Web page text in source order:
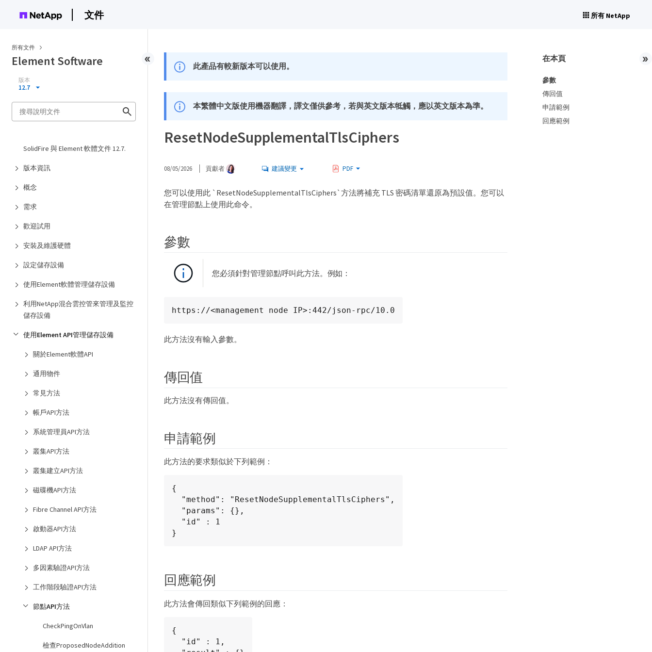
文件 所有 NetApp
所有文件
Element Software
版本
12.7
SolidFire 與 Element 軟體文件 12.7.
版本資訊
概念
需求
歡迎試用
安裝及維護硬體
設定儲存設備
使用Element軟體管理儲存設備
利用NetApp混合雲控管來管理及監控
儲存設備
使用Element API管理儲存設備
關於Element軟體API
通用物件
常見方法
帳戶API方法
系統管理員API方法
叢集API方法
叢集建立API方法
磁碟機API方法
Fibre Channel API方法
啟動器API方法
LDAP API方法
多因素驗證API方法
工作階段驗證API方法
節點API方法
CheckPingOnVlan
檢查ProposedNodeAddition
此產品有較新版本可以使用。
本繁體中文版使用機器翻譯，譯文僅供參考，若與英文版本牴觸，應以英文版本為準。
ResetNodeSupplementalTlsCiphers
08/05/2026 貢獻者 建議變更 PDF
您可以使用此 `ResetNodeSupplementalTlsCiphers`方法將補充 TLS 密碼清單還原為預設值。您可以
在管理節點上使用此命令。
參數
您必須針對管理節點呼叫此方法。例如：
https://<management node IP>:442/json-rpc/10.0
此方法沒有輸入參數。
傳回值
此方法沒有傳回值。
申請範例
此方法的要求類似於下列範例：
{
}
回應範例
此方法會傳回類似下列範例的回應：
{
在本頁
參數
傳回值
申請範例
回應範例